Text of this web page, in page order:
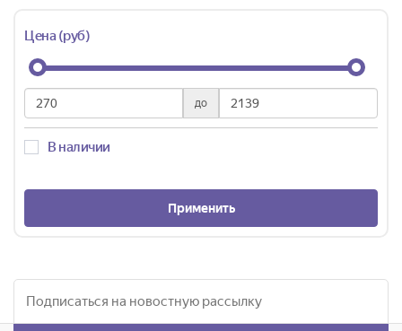
Цена (руб)
до
В наличии
Применить